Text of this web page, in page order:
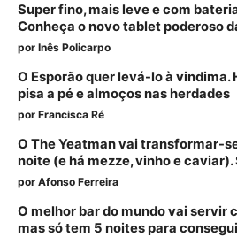
Super fino, mais leve e com
Conheça o novo tablet poderoso
por Inês Policarpo
O Esporão quer levá-lo à vindima.
pisa a pé e almoços nas herdades
por Francisca Ré
O The Yeatman vai transformar-
noite (e há mezze, vinho e caviar).
por Afonso Ferreira
O melhor bar do mundo vai servir
mas só tem 5 noites para